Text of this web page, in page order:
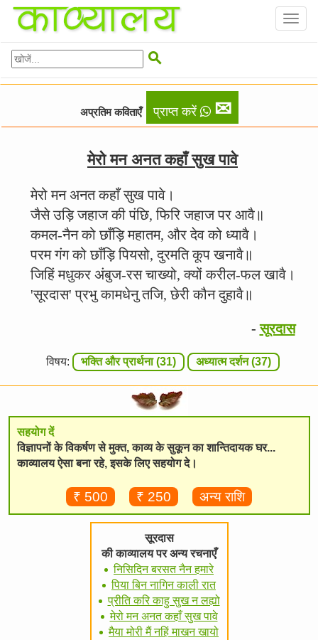

अप्रतिम कविताएँ प्राप्त करें ✉
मेरो मन अनत कहाँ सुख पावे
मेरो मन अनत कहाँ सुख पावे।
जैसे उड़ि जहाज की पंछि, फिरि जहाज पर आवै॥
कमल-नैन को छाँड़ि महातम, और देव को ध्यावै।
परम गंग को छाँड़ि पियसो, दुरमति कूप खनावै॥
जिहिं मधुकर अंबुज-रस चाख्यो, क्यों करील-फल खावै।
'सूरदास' प्रभु कामधेनु तजि, छेरी कौन दुहावै॥
-सूरदास
विषय: भक्ति और प्रार्थना (31) अध्यात्म दर्शन (37)
सहयोग दें
विज्ञापनों के विकर्षण से मुक्त, काव्य के सुकून का शान्तिदायक घर...
काव्यालय ऐसा बना रहे, इसके लिए सहयोग दे।
₹ 500 ₹ 250 अन्य राशि
सूरदास
की काव्यालय पर अन्य रचनाएँ
निसिदिन बरसत नैन हमारे
पिया बिन नागिन काली रात
प्रीति करि काहु सुख न लह्यो
मेरो मन अनत कहाँ सुख पावे
मैया मोरी मैं नहिं माखन खायो